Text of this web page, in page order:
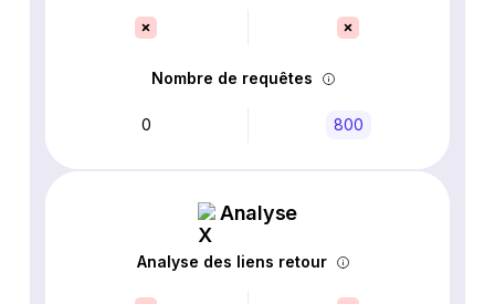
Nombre de requêtes
0 800
Analyse
Analyse des liens retour